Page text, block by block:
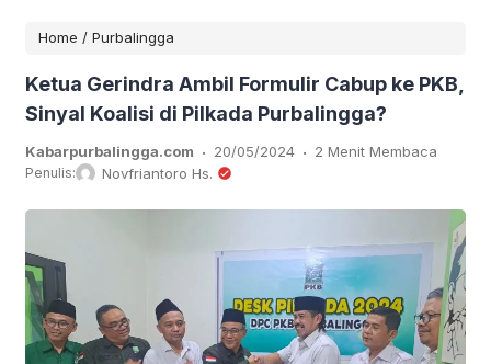
Home / Purbalingga
Ketua Gerindra Ambil Formulir Cabup ke PKB,
Sinyal Koalisi di Pilkada Purbalingga?
Kabarpurbalingga.com . 20/05/2024 . 2 Menit Membaca
Penulis: Novfriantoro Hs.